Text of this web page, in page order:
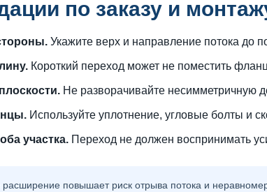
по заказу и
Укажите верх и направление потока до
Короткий переход может не поместить
Не разворачивайте несимметричную
Используйте уплотнение, угловые болты и
участка. Переход не должен воспринимать
повышает риск отрыва потока и